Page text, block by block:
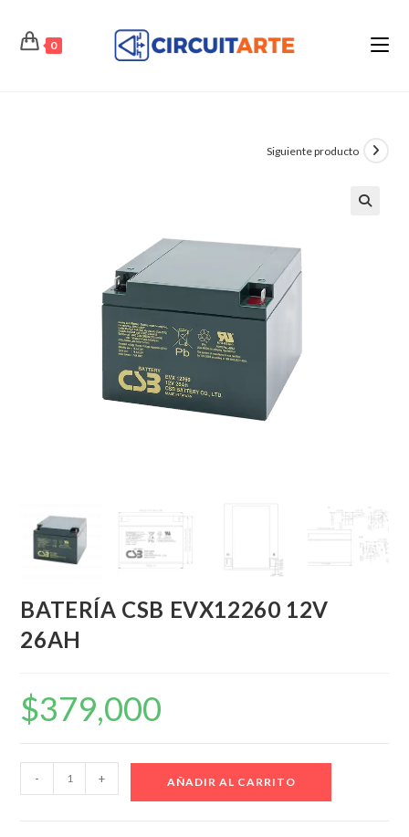
contenido
0
Siguiente producto
BATERÍA CSB EVX12260 12V
26AH
$379,000
BATERÍA
CSB
- + AÑADIR AL CARRITO